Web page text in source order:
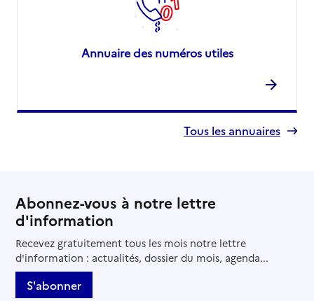
Annuaire des numéros utiles
Tous les annuaires
Abonnez-vous à notre lettre
d'information
Recevez gratuitement tous les mois notre lettre
d'information : actualités, dossier du mois, agenda...
S'abonner